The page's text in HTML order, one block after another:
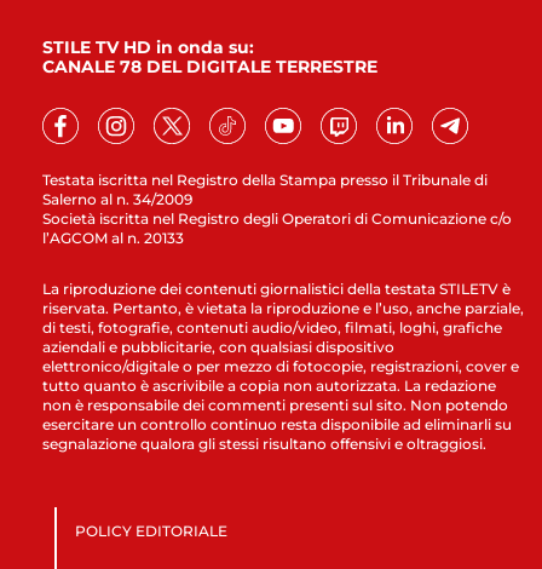
Testata iscritta nel Registro della Stampa presso il Tribunale di
Salerno al n. 34/2009
Società iscritta nel Registro degli Operatori di Comunicazione c/o
l’AGCOM al n. 20133
STILE TV HD in onda su:
CANALE 78 DEL DIGITALE TERRESTRE
La riproduzione dei contenuti giornalistici della testata STILETV è
riservata. Pertanto, è vietata la riproduzione e l’uso, anche parziale,
di testi, fotografie, contenuti audio/video, filmati, loghi, grafiche
aziendali e pubblicitarie, con qualsiasi dispositivo
elettronico/digitale o per mezzo di fotocopie, registrazioni, cover e
tutto quanto è ascrivibile a copia non autorizzata. La redazione
non è responsabile dei commenti presenti sul sito. Non potendo
esercitare un controllo continuo resta disponibile ad eliminarli su
segnalazione qualora gli stessi risultano offensivi e oltraggiosi.
POLICY EDITORIALE